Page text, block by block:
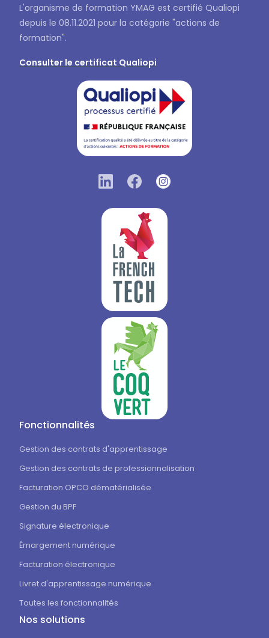
L'organisme de formation YMAG est certifié Qualiopi
depuis le 08.11.2021 pour la catégorie "actions de
formation".
Consulter le certificat Qualiopi
Fonctionnalités
Gestion des contrats d'apprentissage
Gestion des contrats de professionnalisation
Facturation OPCO dématérialisée
Gestion du BPF
Signature électronique
Émargement numérique
Facturation électronique
Livret d'apprentissage numérique
Toutes les fonctionnalités
Nos solutions